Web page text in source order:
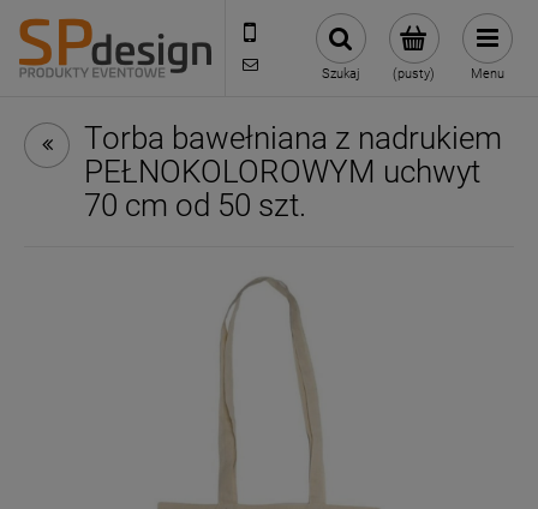
221002030
sklep@reklamydrukarnia.pl
(pusty)
Szukaj Menu
Torba bawełniana z nadrukiem
PEŁNOKOLOROWYM uchwyt
70 cm od 50 szt.